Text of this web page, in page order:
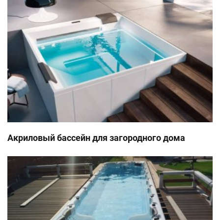
Шокирующая вода
Помимо использования химического
дезинфицирующего средства, вам нужно будет
периодически шокировать воду. Шокирование
воды помогает удалить выгоревшие химические
вещества, бактерии и другие органические
вещества из воды спа-бассейна и повысить
эффективность дезинфицирующего средства.
может повредить форсунки спа и уплотнения
насоса. Используйте только шок с окислителем.
Его можно использовать с дезинфицирующим
средством на основе хлора или брома.
Добавляйте 100 мл шокового окислителя на 1000
л один раз в неделю, после интенсивного купания
Акриловый бассейн для загородного дома